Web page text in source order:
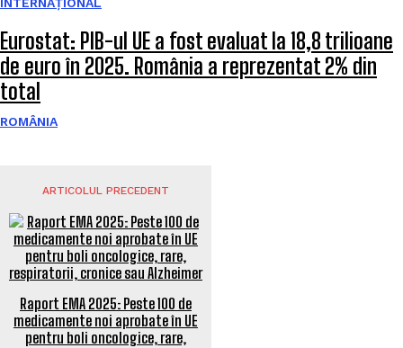
Eurostat: PIB-ul UE a fost evaluat la 18,8 trilioane
de euro în 2025. România a reprezentat 2% din
total
ROMÂNIA
ARTICOLUL PRECEDENT
Raport EMA 2025: Peste 100 de
medicamente noi aprobate în UE
pentru boli oncologice, rare,